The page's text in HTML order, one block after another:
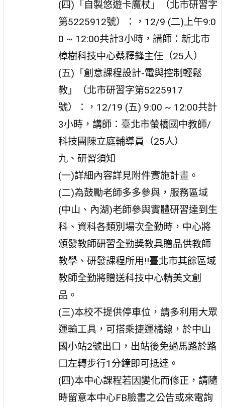
(四)「自製悠遊卡魔杖」（北市研習字
第5225912號）：，12/9 (二)上午9:0
0 ~ 12:00共計3小時，講師：新北市
樟樹科技中心蔡釋鋒主任（25人）
(五)「創意課程設計-電與控制輕鬆
教」（北市研習字第5225917
號）：，12/19 (五) 9:00 ~ 12:00共計
3小時，講師：臺北市螢橋國中教師/
科技團陳立庭輔導員（25人）
九、研習須知
(一)詳細內容詳見附件實施計畫。
(二)為鼓勵老師多多參與，服務區域
(中山、內湖)老師參與實體研習達到生
科、資科各類別場次全勤時，中心將
頒發教師研習全勤獎教具贈品供教師
教學、研發課程所用!!臺北市其餘區域
教師全勤將贈送科技中心精美文創
品。
(三)本校不提供停車位，請多利用大眾
運輸工具，可搭乘捷運橘線，於中山
國小站2號出口，出站後免過馬路於路
口左轉步行1分鐘即可抵達。
(四)本中心課程若因變化而修正，請隨
時留意本中心FB臉書之公告或來電詢